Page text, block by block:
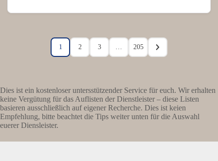
1 2 3 205
Dies ist ein kostenloser untersstützender Service für euch. Wir erhalten
keine Vergütung für das Auflisten der Dienstleister – diese Listen
basieren ausschließlich auf eigener Recherche. Dies ist keien
Empfehlung, bitte beachtet die Tips weiter unten für die Auswahl
euerer Diensleister.